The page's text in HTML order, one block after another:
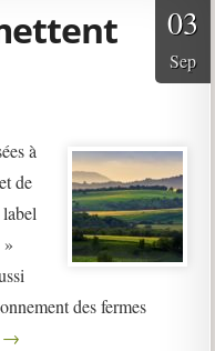
03
Sep
à
de
des fermes
→